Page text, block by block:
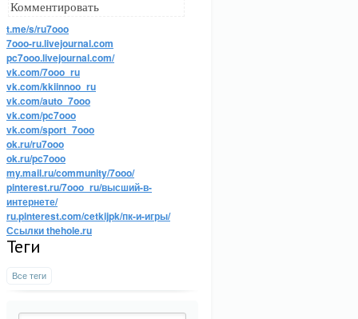
Комментировать
t.me/s/ru7ooo
7ooo-ru.livejournal.com
pc7ooo.livejournal.com/
vk.com/7ooo_ru
vk.com/kkiinnoo_ru
vk.com/auto_7ooo
vk.com/pc7ooo
vk.com/sport_7ooo
ok.ru/ru7ooo
ok.ru/pc7ooo
my.mail.ru/community/7ooo/
pinterest.ru/7ooo_ru/высший-в-
интернете/
ru.pinterest.com/cetkijpk/пк-и-игры/
Ссылки thehole.ru
Теги
Все теги